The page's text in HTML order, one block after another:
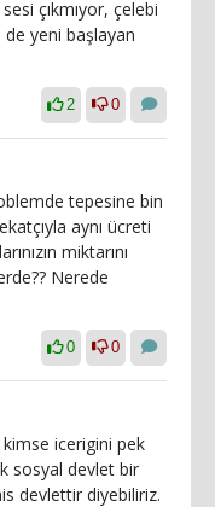
çıkmıyor, çelebi
de yeni başlayan
2 0
tepesine bin
aynı ücreti
miktarını
Nerede
0 0
icerigini pek
sosyal devlet bir
devlettir diyebiliriz.